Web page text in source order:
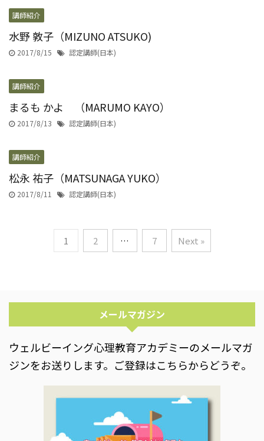
講師紹介
水野 敦子（MIZUNO ATSUKO)
2017/8/15 認定講師(日本)
講師紹介
まるも かよ （MARUMO KAYO）
2017/8/13 認定講師(日本)
講師紹介
松永 祐子（MATSUNAGA YUKO）
2017/8/11 認定講師(日本)
1 2 … 7 Next »
メールマガジン
ウェルビーイング心理教育アカデミーのメールマガ
ジンをお送りします。ご登録はこちらからどうぞ。